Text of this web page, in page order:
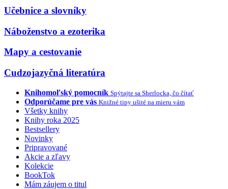
Učebnice a slovníky
Náboženstvo a ezoterika
Mapy a cestovanie
Cudzojazyčná literatúra
Knihomoľský pomocník Spýtajte sa Sherlocka, čo čítať
Odporúčame pre vás Knižné tipy ušité na mieru vám
Všetky knihy
Knihy roka 2025
Bestsellery
Novinky
Pripravované
Akcie a zľavy
Kolekcie
BookTok
Mám záujem o titul